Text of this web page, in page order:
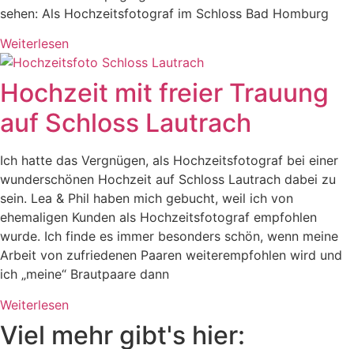
sehen: Als Hochzeitsfotograf im Schloss Bad Homburg
Weiterlesen
Hochzeit mit freier Trauung
auf Schloss Lautrach
Ich hatte das Vergnügen, als Hochzeitsfotograf bei einer
wunderschönen Hochzeit auf Schloss Lautrach dabei zu
sein. Lea & Phil haben mich gebucht, weil ich von
ehemaligen Kunden als Hochzeitsfotograf empfohlen
wurde. Ich finde es immer besonders schön, wenn meine
Arbeit von zufriedenen Paaren weiterempfohlen wird und
ich „meine“ Brautpaare dann
Weiterlesen
Viel mehr gibt's hier: